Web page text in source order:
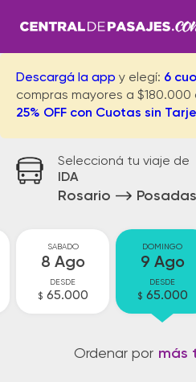
Descargá la app y elegí: 6
compras mayores a $180.000
25% OFF con Cuotas sin
Seleccioná tu viaje de
IDA
Rosario Posadas
SABADO
8 Ago
DESDE
$ 65.000
DOMINGO
9 Ago
DESDE
$ 65.000
Ordenar por más